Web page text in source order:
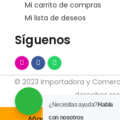
Mi carrito de compras
Mi lista de deseos
Síguenos
© 2023 Importadora y
derechos
¿Necesitas ayuda?Habla
con nosotros